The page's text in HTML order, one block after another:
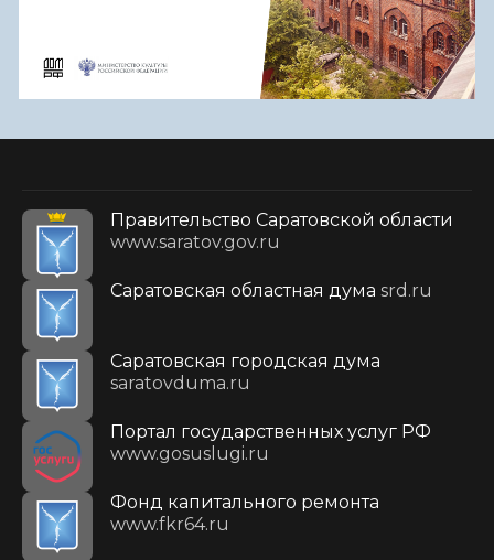
Правительство Саратовской области
www.saratov.gov.ru
Саратовская областная дума srd.ru
Саратовская городская дума
saratovduma.ru
Портал государственных услуг РФ
www.gosuslugi.ru
Фонд капитального ремонта
www.fkr64.ru